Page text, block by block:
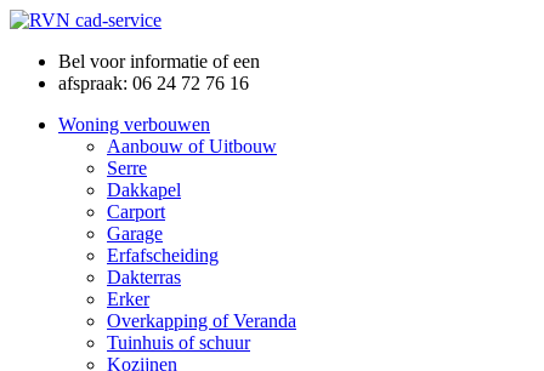
Bel voor informatie of een
afspraak: 06 24 72 76 16
Woning verbouwen
Aanbouw of Uitbouw
Serre
Dakkapel
Carport
Garage
Erfafscheiding
Dakterras
Erker
Overkapping of Veranda
Tuinhuis of schuur
Kozijnen